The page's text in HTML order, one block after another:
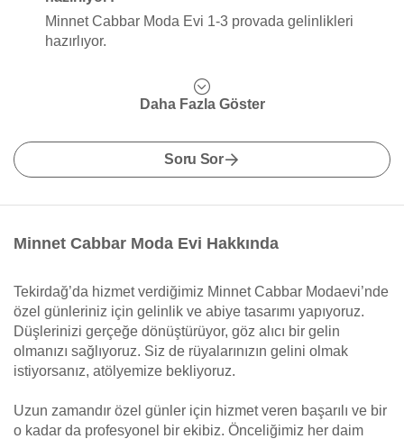
Minnet Cabbar Moda Evi 1-3 provada gelinlikleri
hazırlıyor.
Daha Fazla Göster
Soru Sor
Minnet Cabbar Moda Evi Hakkında
Tekirdağ’da hizmet verdiğimiz Minnet Cabbar Modaevi’nde
özel günleriniz için gelinlik ve abiye tasarımı yapıyoruz.
Düşlerinizi gerçeğe dönüştürüyor, göz alıcı bir gelin
olmanızı sağlıyoruz. Siz de rüyalarınızın gelini olmak
istiyorsanız, atölyemize bekliyoruz.
Uzun zamandır özel günler için hizmet veren başarılı ve bir
o kadar da profesyonel bir ekibiz. Önceliğimiz her daim